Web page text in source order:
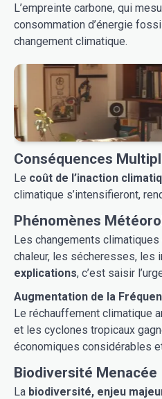
L’empreinte carbone, qui
consommation d’énergie
changement climatique.
Conséquences
Le coût de l’inaction
climatique s’intensifieront,
Phénomènes
Les changements
chaleur, les sécheresses, les
explications, c’est saisir
Augmentation de la
Le réchauffement climatique
et les cyclones tropicaux
économiques considérables
Biodiversité Menacée
La biodiversité, enjeu